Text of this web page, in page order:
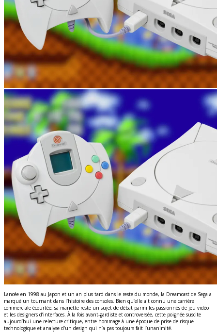
Lancée en 1998 au Japon et un an plus tard dans le reste du monde, la Dreamcast de Sega a
marqué un tournant dans l’histoire des consoles. Bien qu’elle ait connu une carrière
commerciale écourtée, sa manette reste un sujet de débat parmi les passionnés de jeu vidéo
et les designers d’interfaces. À la fois avant-gardiste et controversée, cette poignée suscite
aujourd’hui une relecture critique, entre hommage à une époque de prise de risque
technologique et analyse d’un design qui n’a pas toujours fait l’unanimité.